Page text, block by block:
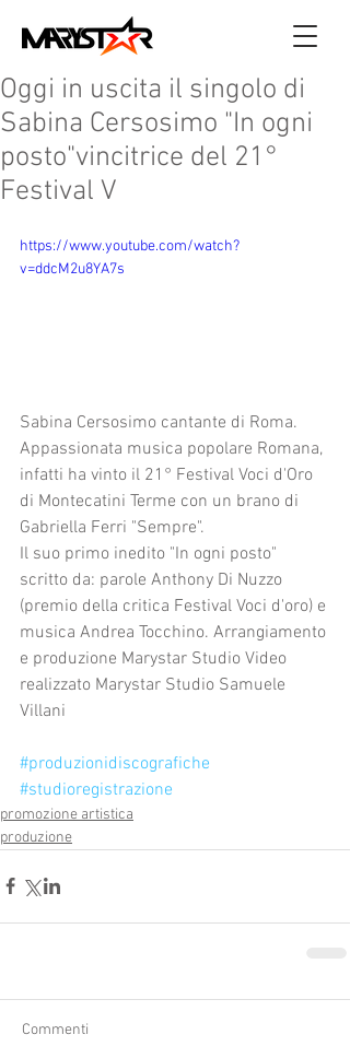
Oggi in uscita il singolo di
Sabina Cersosimo "In ogni
posto"vincitrice del 21°
Festival V
https://www.youtube.com/watch?
v=ddcM2u8YA7s
Sabina Cersosimo cantante di Roma.
Appassionata musica popolare Romana,
infatti ha vinto il 21° Festival Voci d'Oro
di Montecatini Terme con un brano di
Gabriella Ferri "Sempre".
Il suo primo inedito "In ogni posto"
scritto da: parole Anthony Di Nuzzo
(premio della critica Festival Voci d'oro) e
musica Andrea Tocchino. Arrangiamento
e produzione Marystar Studio Video
realizzato Marystar Studio Samuele
Villani
#produzionidiscografiche
#studioregistrazione
promozione artistica
produzione
Commenti